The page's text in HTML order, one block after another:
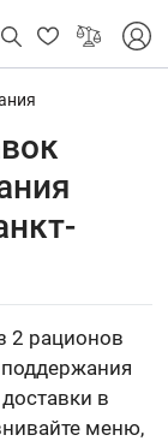
2 рационов
в
меню,